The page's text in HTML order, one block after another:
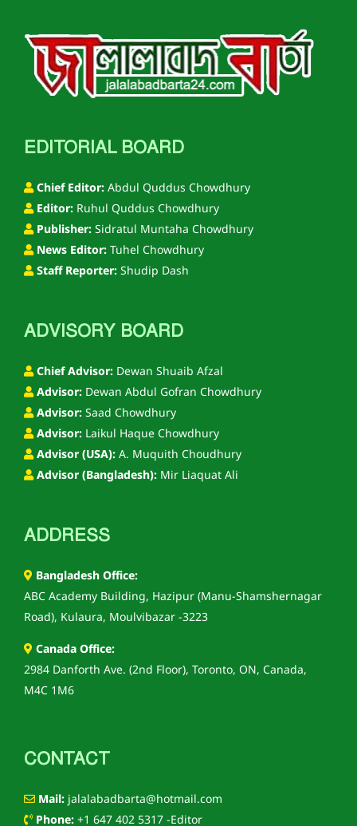
EDITORIAL BOARD
Chief Editor: Abdul Quddus Chowdhury
Editor: Ruhul Quddus Chowdhury
Publisher: Sidratul Muntaha Chowdhury
News Editor: Tuhel Chowdhury
Staff Reporter: Shudip Dash
ADVISORY BOARD
Chief Advisor: Dewan Shuaib Afzal
Advisor: Dewan Abdul Gofran Chowdhury
Advisor: Saad Chowdhury
Advisor: Laikul Haque Chowdhury
Advisor (USA): A. Muquith Choudhury
Advisor (Bangladesh): Mir Liaquat Ali
ADDRESS
Bangladesh Office:
ABC Academy Building, Hazipur (Manu-Shamshernagar
Road), Kulaura, Moulvibazar -3223
Canada Office:
2984 Danforth Ave. (2nd Floor), Toronto, ON, Canada,
M4C 1M6
CONTACT
Mail: jalalabadbarta@hotmail.com
Phone: +1 647 402 5317 -Editor